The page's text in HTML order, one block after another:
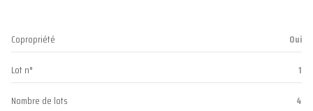
Copropriété
Oui
Lot n°
1
Nombre de lots
4